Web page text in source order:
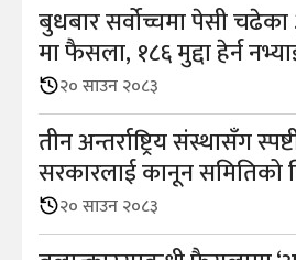
बुधबार सर्वोच्चमा पेसी चढेका
मा फैसला, १८६ मुद्दा हेर्न
२० साउन २०८३
तीन अन्तर्राष्ट्रिय संस्थासँग
सरकारलाई कानून समितिको
२० साउन २०८३